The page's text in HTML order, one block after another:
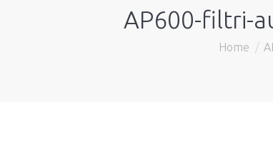
AP600-filtri-
Home